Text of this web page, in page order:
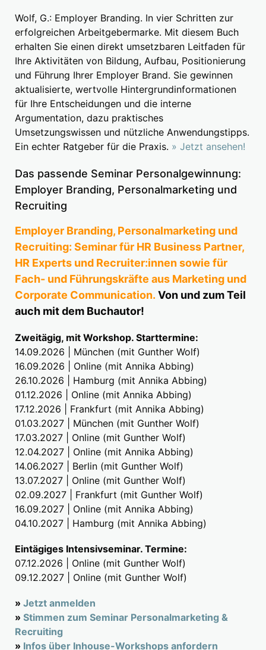
Wolf, G.: Employer Branding. In vier Schritten zur
erfolgreichen Arbeitgebermarke. Mit diesem Buch
erhalten Sie einen direkt umsetzbaren Leitfaden für
Ihre Aktivitäten von Bildung, Aufbau, Positionierung
und Führung Ihrer Employer Brand. Sie gewinnen
aktualisierte, wertvolle Hintergrundinformationen
für Ihre Entscheidungen und die interne
Argumentation, dazu praktisches
Umsetzungswissen und nützliche Anwendungstipps.
Ein echter Ratgeber für die Praxis. » Jetzt ansehen!
Das passende Seminar Personalgewinnung:
Employer Branding, Personalmarketing und
Recruiting
Employer Branding, Personalmarketing und
Recruiting: Seminar für HR Business Partner,
HR Experts und Recruiter:innen sowie für
Fach- und Führungskräfte aus Marketing und
Corporate Communication. Von und zum Teil
auch mit dem Buchautor!
Zweitägig, mit Workshop. Starttermine:
14.09.2026 | München (mit Gunther Wolf)
16.09.2026 | Online (mit Annika Abbing)
26.10.2026 | Hamburg (mit Annika Abbing)
01.12.2026 | Online (mit Annika Abbing)
17.12.2026 | Frankfurt (mit Annika Abbing)
01.03.2027 | München (mit Gunther Wolf)
17.03.2027 | Online (mit Gunther Wolf)
12.04.2027 | Online (mit Annika Abbing)
14.06.2027 | Berlin (mit Gunther Wolf)
13.07.2027 | Online (mit Gunther Wolf)
02.09.2027 | Frankfurt (mit Gunther Wolf)
16.09.2027 | Online (mit Annika Abbing)
04.10.2027 | Hamburg (mit Annika Abbing)
Eintägiges Intensivseminar. Termine:
07.12.2026 | Online (mit Gunther Wolf)
09.12.2027 | Online (mit Gunther Wolf)
» Jetzt anmelden
» Stimmen zum Seminar Personalmarketing &
Recruiting
» Infos über Inhouse-Workshops anfordern